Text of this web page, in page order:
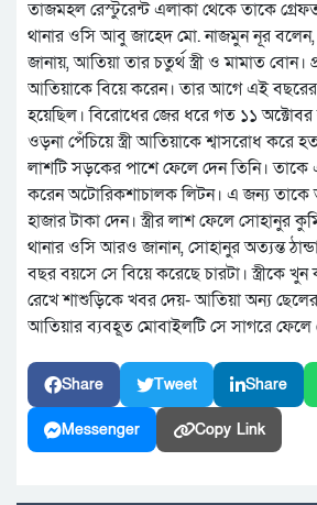
তাজমহল রেস্টুরেন্ট এলাকা থেকে তাকে
থানার ওসি আবু জাহেদ মো. নাজমুন নূর বলেন,
জানায়, আতিয়া তার চতুর্থ স্ত্রী ও মামাত
আতিয়াকে বিয়ে করেন। তার আগে এই বছরের
হয়েছিল। বিরোধের জের ধরে গত ১১
ওড়না পেঁচিয়ে স্ত্রী আতিয়াকে শ্বাসরোধ করে
লাশটি সড়কের পাশে ফেলে দেন তিনি।
করেন অটোরিকশাচালক লিটন। এ জন্য তাকে
হাজার টাকা দেন। স্ত্রীর লাশ ফেলে সোহানুর
থানার ওসি আরও জানান, সোহানুর অত্যন্ত
বছর বয়সে সে বিয়ে করেছে চারটা। স্ত্রীকে
রেখে শাশুড়িকে খবর দেয়- আতিয়া অন্য ছেলের
আতিয়ার ব্যবহূত মোবাইলটি সে সাগরে ফেলে
Share Tweet Share
Messenger Copy Link